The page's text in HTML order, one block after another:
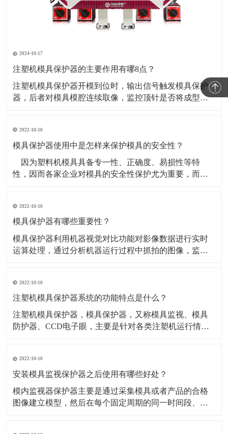
2024-10-17
注塑机模具保护器的主要作用有哪8点？
​注塑机模具保护器开模到位时，输出信号触发模具保护
器，后者对模具模腔连续取像，监控顶针是否将成型工
设定时间内工件未落下或模具间有杂物，模具监视器则
发出异常信号，停止注塑机动作并报警。​1、闭模前对模
穴、模
2022-10-10
模具保护器使用中是怎样来保护模具的安全性？
​ 因为塑料机模具具备专一性、正确度、易损性等特
性，因而各家企业对模具的安全性保护尤为重要，而许
凝结水/淋雨/指印等而导致的锈蚀状况。
2022-10-10
模具保护器有哪些重要性？
​模具保护器利用机器视觉对比功能对影像数据进行实时
运算处理，通过分析机器运行过程中抓拍的图像，监控
造业注塑产品加工最重要的成型设备，其质量优劣直接
关系到产品质量优劣。此外由于模具在注塑加工生
2022-10-10
注塑机模具保护器系统的功能特点是什么？
​注塑机模具保护器，模具保护器，又称模具监视、模具
防护器、CCD电子眼，主要是针对各类注塑机运行情况
成像：700nm-1200nm红外成像技术，不受周围环境光线
影响；稳定可靠：国内首家采用嵌入式Linux
2022-10-10
安装模具监视保护器之后使用有哪些好处？
​模内监视器保护器主要是通过采集模具或者产品的合格
图像建立模型，然后在每个固定周期的同一时间段、同